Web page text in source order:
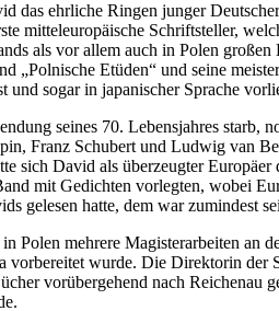
das ehrliche Ringen junger
mitteleuropäische Schriftsteller,
als vor allem auch in Polen
„Polnische Etüden“ und seine
und sogar in japanischer Sprache
seines 70. Lebensjahres starb,
Franz Schubert und Ludwig van
sich David als überzeugter
mit Gedichten vorlegten, wobei
gelesen hatte, dem war zumindest
Polen mehrere Magisterarbeiten
wurde. Die Direktorin
vorübergehend nach